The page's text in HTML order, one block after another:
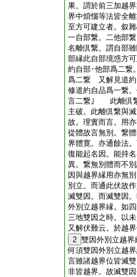
果。謂於前三加越
界中煩惱等法皆
至方可建立者。叙
一自部繋。二他部
名離倶繋。謂自部
部縁此自部境惑方
約自部･他部爲二繋
爲二繋 又解見道約
修道約自品爲一繋
言二繋｣ 此離倶繋
主破。此離倶繋與
故。理實而言。用
從體故言無別。繋
界體寛。亦通餘法
復能起名因。能持
異。繋無別體而不
因與越界縁用亦無
別立。而通此伏故
滅雙因。而滅雙因
外別立越界縁。如
三地雙因之時。以
又解伏難云。於越
2 雙因外別立越
何須雙因外別立越
言雖諸越界位皆滅
非皆越界。故滅雙